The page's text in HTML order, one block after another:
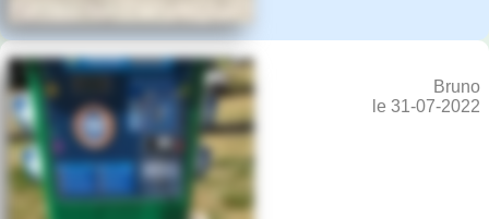
Bruno
le 31-07-2022